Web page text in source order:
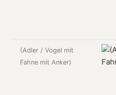
(Adler / Vogel mit
Fahne mit Anker)